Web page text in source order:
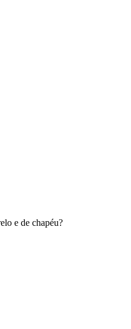
e de chapéu?